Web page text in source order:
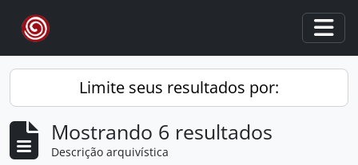
Skip to main content
Limite seus resultados por:
Mostrando 6 resultados
Descrição arquivística